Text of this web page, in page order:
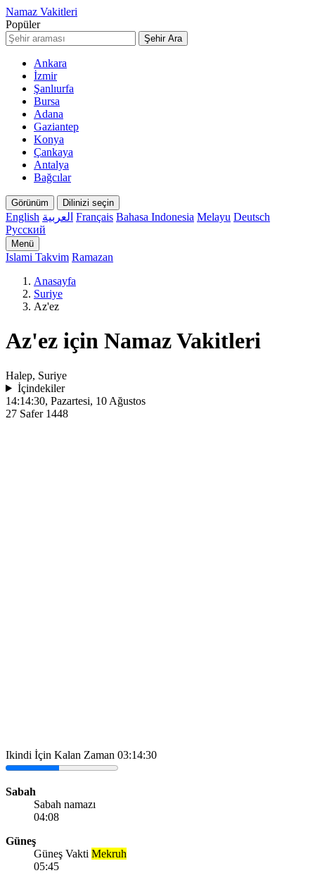
Namaz Vakitleri
Popüler
Şehir Ara
Ankara
İzmir
Şanlıurfa
Bursa
Adana
Gaziantep
Konya
Çankaya
Antalya
Bağcılar
Görünüm Dilinizi seçin
English العربية Français Bahasa Indonesia Melayu Deutsch
Русский
Menü
Islami Takvim Ramazan
Anasayfa
Suriye
Az'ez
Az'ez için Namaz Vakitleri
Halep, Suriye
İçindekiler
14:14:30, Pazartesi, 10 Ağustos
27 Safer 1448
Ikindi İçin Kalan Zaman 03:14:30
Sabah
Sabah namazı
04:08
Güneş
Güneş Vakti Mekruh
05:45